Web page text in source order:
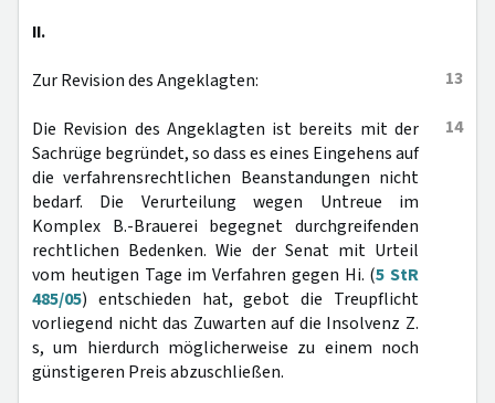
II.
13
Zur Revision des Angeklagten:
14
Die Revision des Angeklagten ist bereits mit der
Sachrüge begründet, so dass es eines Eingehens auf
die verfahrensrechtlichen Beanstandungen nicht
bedarf. Die Verurteilung wegen Untreue im
Komplex B.-Brauerei begegnet durchgreifenden
rechtlichen Bedenken. Wie der Senat mit Urteil
vom heutigen Tage im Verfahren gegen Hi. (5 StR
485/05) entschieden hat, gebot die Treupflicht
vorliegend nicht das Zuwarten auf die Insolvenz Z.
s, um hierdurch möglicherweise zu einem noch
günstigeren Preis abzuschließen.